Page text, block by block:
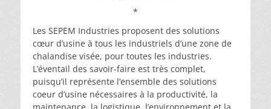
*
Les SEPEM Industries proposent des solutions
cœur d’usine à tous les industriels d’une zone de
chalandise visée, pour toutes les industries.
L’éventail des savoir-faire est très complet,
puisqu’il représente l’ensemble des solutions
coeur d’usine nécessaires à la productivité, la